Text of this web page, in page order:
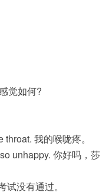
觉如何?
我的喉咙疼。
unhappy. 你好吗，莎
没有通过。